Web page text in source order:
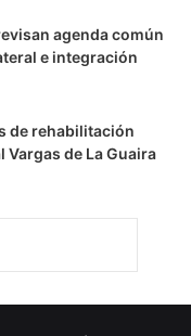
agenda común
e integración
de rehabilitación
de La Guaira